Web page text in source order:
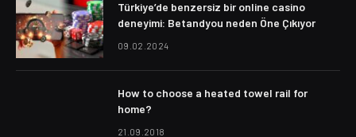
Türkiye’de benzersiz bir online casino
deneyimi: Betandyou neden Öne Çıkıyor
09.02.2024
How to choose a heated towel rail for
home?
21.09.2018